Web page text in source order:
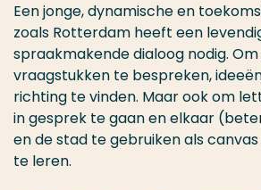
Een jonge, dynamische en
zoals Rotterdam heeft een
spraakmakende dialoog nodig.
vraagstukken te bespreken,
richting te vinden. Maar ook om
in gesprek te gaan en elkaar
en de stad te gebruiken als
te leren.